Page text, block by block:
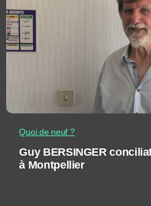
Quoi de neuf ?
Guy BERSINGER
à Montpellier